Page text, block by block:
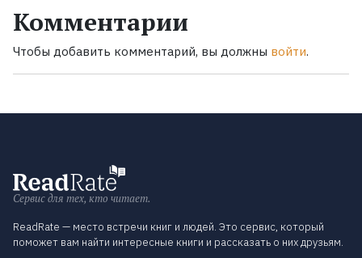
Комментарии
Чтобы добавить комментарий, вы должны войти.
Сервис для тех, кто читает.
ReadRate — место встречи книг и людей. Это сервис, который
поможет вам найти интересные книги и рассказать о них друзьям.